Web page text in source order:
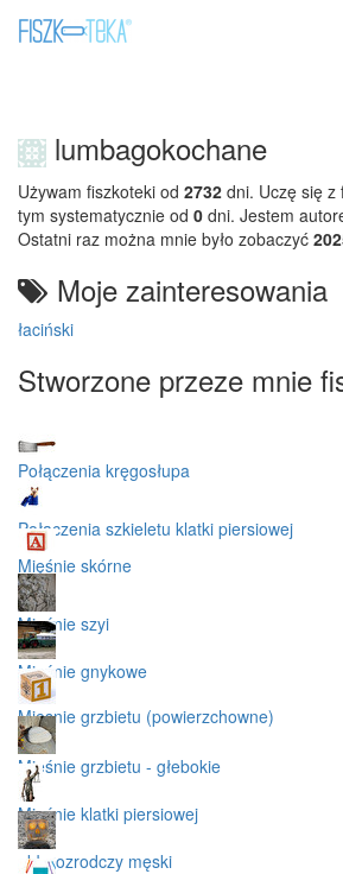
lumbagokochane
Używam fiszkoteki od 2732 dni. Uczę się z
tym systematycznie od 0 dni. Jestem
Ostatni raz można mnie było zobaczyć
Moje zainteresowania
łaciński
Stworzone przeze mnie
Połączenia kręgosłupa
Połączenia szkieletu klatki piersiowej
Mięśnie skórne
Mięśnie szyi
Mięśnie gnykowe
Mięsnie grzbietu (powierzchowne)
Mięśnie grzbietu - głebokie
Mięśnie klatki piersiowej
ukł. rozrodczy męski